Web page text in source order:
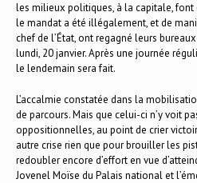
les milieux politiques, à la capitale,
le mandat a été illégalement, et de
chef de l’État, ont regagné leurs
lundi, 20 janvier. Après une journée
le lendemain sera fait.
L’accalmie constatée dans la
de parcours. Mais que celui-ci n’y voit
oppositionnelles, au point de crier
autre crise rien que pour brouiller les
redoubler encore d’effort en vue
Jovenel Moïse du Palais national et